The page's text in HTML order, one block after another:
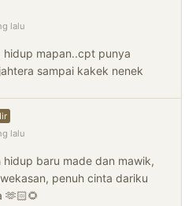
lalu
hidup mapan..cpt punya
sampai kakek nenek
lalu
hidup baru made dan mawik,
penuh cinta dariku
🫶🏻🌻